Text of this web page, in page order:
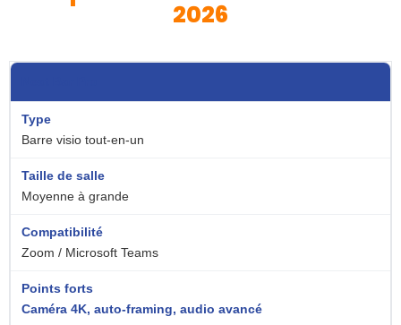
2026
Barre visio tout-en-un
Moyenne à grande
Zoom / Microsoft Teams
Caméra 4K, auto-framing, audio avancé